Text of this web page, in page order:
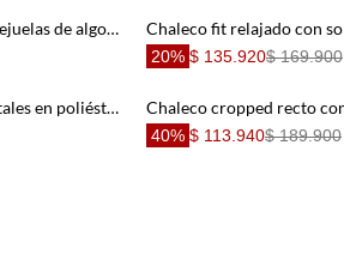
Chaleco corte recto corto con lentejuelas de algodón rosa dorado para mujer
20% $ 135.920$ 169.900
Chaleco fit relajado con lazos frontales en poliéster beige para mujer
40% $ 113.940$ 189.900